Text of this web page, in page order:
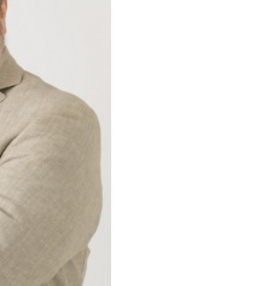
electrónico y web en
vez que
por
de
del servicio